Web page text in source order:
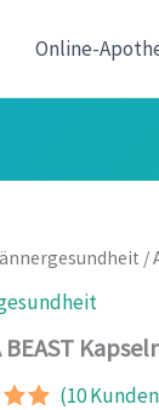
Online-
/
BEAST
(10